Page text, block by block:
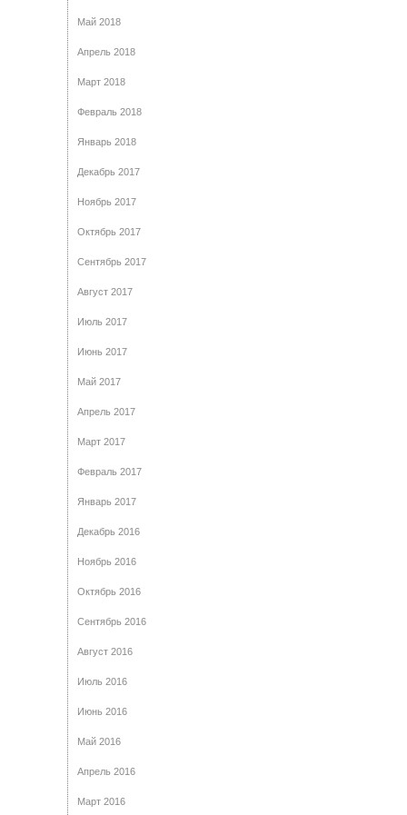
Май 2018
Апрель 2018
Март 2018
Февраль 2018
Январь 2018
Декабрь 2017
Ноябрь 2017
Октябрь 2017
Сентябрь 2017
Август 2017
Июль 2017
Июнь 2017
Май 2017
Апрель 2017
Март 2017
Февраль 2017
Январь 2017
Декабрь 2016
Ноябрь 2016
Октябрь 2016
Сентябрь 2016
Август 2016
Июль 2016
Июнь 2016
Май 2016
Апрель 2016
Март 2016